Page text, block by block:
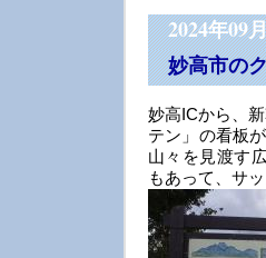
2024年09
妙高市の
妙高ICから、
テン」の看板
山々を見渡す
もあって、サ